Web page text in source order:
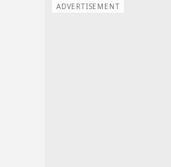
ADVERTISEMENT